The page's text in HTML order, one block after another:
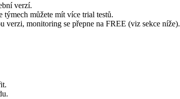
verzí.
můžete mít více trial testů.
verzi, monitoring se přepne na FREE (viz sekce níže).